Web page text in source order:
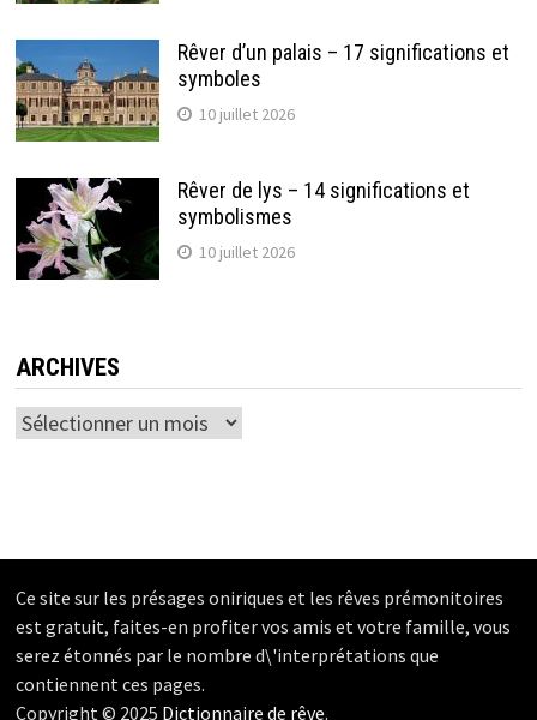
Rêver d’un palais – 17 significations et
symboles
10 juillet 2026
Rêver de lys – 14 significations et
symbolismes
10 juillet 2026
ARCHIVES
Archives
Ce site sur les présages oniriques et les rêves prémonitoires
est gratuit, faites-en profiter vos amis et votre famille, vous
serez étonnés par le nombre d\'interprétations que
contiennent ces pages.
Copyright © 2025 Dictionnaire de rêve.